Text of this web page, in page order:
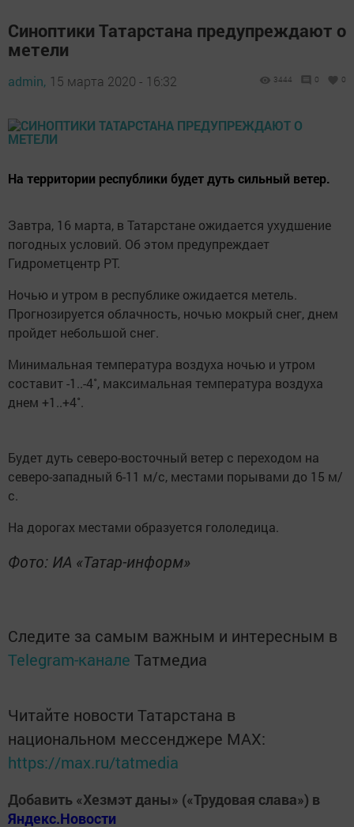
Синоптики Татарстана предупреждают о
метели
admin, 15 марта 2020 - 16:32 3444 0 0
На территории республики будет дуть сильный ветер.
Завтра, 16 марта, в Татарстане ожидается ухудшение
погодных условий. Об этом предупреждает
Гидрометцентр РТ.
Ночью и утром в республике ожидается метель.
Прогнозируется облачность, ночью мокрый снег, днем
пройдет небольшой снег.
Минимальная температура воздуха ночью и утром
составит -1..-4˚, максимальная температура воздуха
днем +1..+4˚.
Будет дуть северо-восточный ветер с переходом на
северо-западный 6-11 м/с, местами порывами до 15 м/
с.
На дорогах местами образуется гололедица.
Фото: ИА «Татар-информ»
Следите за самым важным и интересным в
Telegram-канале Татмедиа
Читайте новости Татарстана в
национальном мессенджере MАХ:
https://max.ru/tatmedia
Добавить «Хезмэт даны» («Трудовая слава») в
Яндекс.Новости